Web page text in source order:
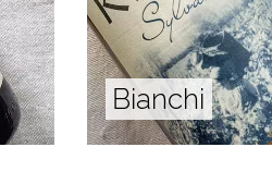
Bianchi